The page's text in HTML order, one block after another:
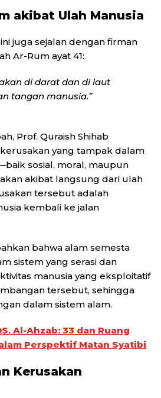
akibat Ulah Manusia
juga sejalan dengan firman
Ar-Rum ayat 41:
di darat dan di laut
tangan manusia.”
Prof. Quraish Shihab
yang tampak dalam
sosial, moral, maupun
akibat langsung dari ulah
tersebut adalah
kembali ke jalan
bahwa alam semesta
sistem yang serasi dan
manusia yang eksploitatif
tersebut, sehingga
dalam sistem alam.
Al-Ahzab: 33 dan Ruang
Perspektif Matan Syatibi
Kerusakan